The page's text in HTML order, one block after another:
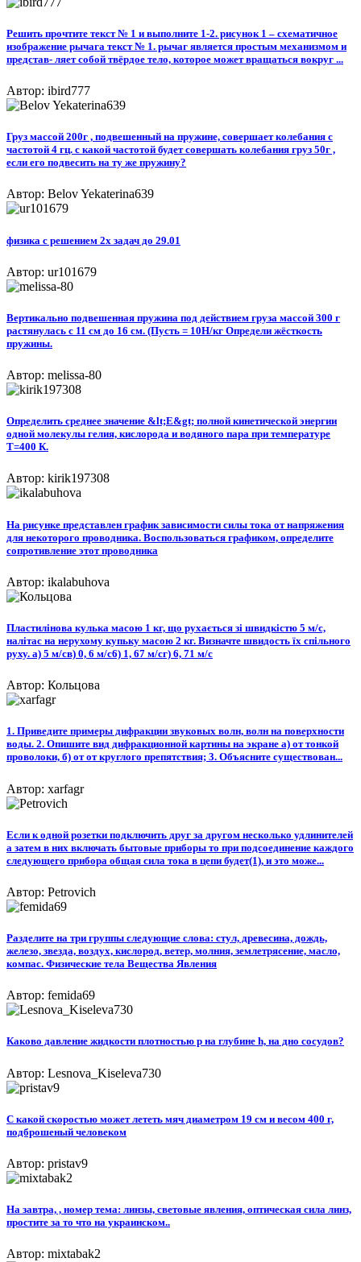
Решить прочтите текст № 1 и выполните 1-2. рисунок 1 – схематичное
изображение рычага текст № 1. рычаг является простым механизмом и
представ- ляет собой твёрдое тело, которое может вращаться вокруг ...
Автор: ibird777
Груз массой 200г , подвешенный на пружине, совершает колебания с
частотой 4 гц. с какой частотой будет совершать колебания груз 50г ,
если его подвесить на ту же пружину?
Автор: Belov Yekaterina639
физика с решением 2х задач до 29.01
Автор: ur101679
Вертикально подвешенная пружина под действием груза массой 300 г
растянулась с 11 см до 16 см. (Пусть = 10Н/кг Определи жёсткость
пружины.
Автор: melissa-80
Определить среднее значение &lt;E&gt; полной кинетической энергии
одной молекулы гелия, кислорода и водяного пара при температуре
Т=400 К.​
Автор: kirik197308
На рисунке представлен график зависимости силы тока от напряжения
для некоторого проводника. Воспользоваться графиком, определите
сопротивление этот проводника
Автор: ikalabuhova
Пластилінова кулька масою 1 кг, що рухається зі швидкістю 5 м/с,
налiтас на нерухому купьку масою 2 кг. Визначте швидость їх спільного
руху. а) 5 м/св) 0, 6 м/с6) 1, 67 м/сг) 6, 71 м/с​
Автор: Кольцова
1. Приведите примеры дифракции звуковых волн, волн на поверхности
воды. 2. Опишите вид дифракционной картины на экране а) от тонкой
проволоки, б) от от круглого препятствия; 3. Объясните существован...
Автор: xarfagr
Если к одной розетки подключить друг за другом несколько удлинителей
а затем в них включать бытовые приборы то при подсоединение каждого
следующего прибора общая сила тока в цепи будет(1), и это може...
Автор: Petrovich
Разделите на три группы следующие слова: стул, древесина, дождь,
железо, звезда, воздух, кислород, ветер, молния, землетрясение, масло,
компас. Физические тела Вещества Явления
Автор: femida69
Каково давление жидкости плотностью p на глубине h, на дно сосудов?
Автор: Lesnova_Kiseleva730
С какой скоростью может лететь мяч диаметром 19 см и весом 400 г,
подброшеный человеком​
Автор: pristav9
На завтра, , номер тема: линзы, световые явления, оптическая сила линз,
простите за то что на украинском..
Автор: mixtabak2